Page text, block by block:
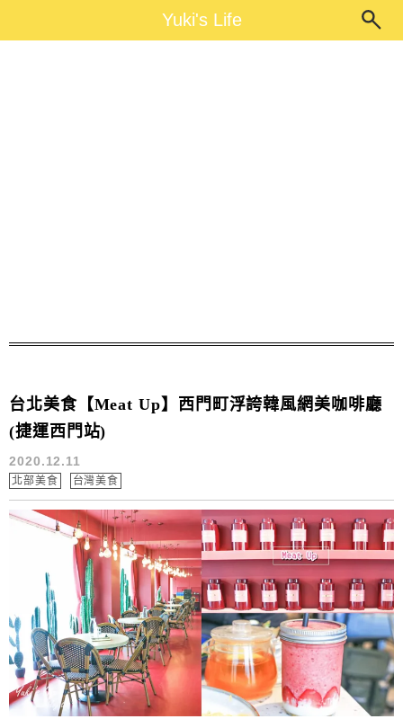
Yuki's LifeYuki's Life
台北美食【Meat Up】西門町浮誇韓風網美咖啡廳
(捷運西門站)
2020.12.11
北部美食 台灣美食